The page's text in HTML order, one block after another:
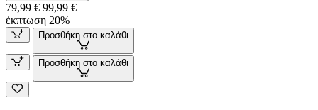
79,99 € 99,99 €
έκπτωση 20%
Προσθήκη στο καλάθι
Προσθήκη στο καλάθι